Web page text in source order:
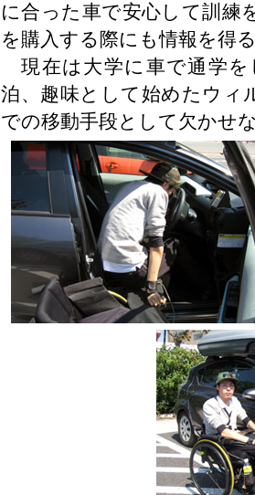
に合った車で安心して訓練
を購入する際にも情報を得
現在は大学に車で通学を
泊、趣味として始めたウィ
での移動手段として欠かせ